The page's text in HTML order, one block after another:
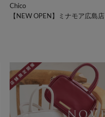
Chico
【NEW OPEN】ミナモア広島店